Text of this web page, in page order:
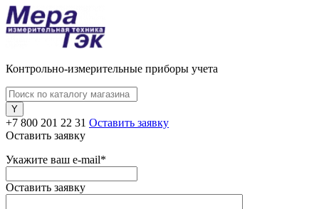
Контрольно-измерительные приборы учета
+7 800 201 22 31 Оставить заявку
Оставить заявку
Укажите ваш e-mail*
Оставить заявку